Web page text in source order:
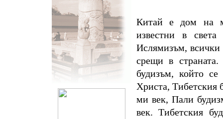
Китай е дом на
известни в
Ислямизъм, всички
срещи в
будизъм, който
Христа, Тибетския
ми век, Пали
век. Тибетския